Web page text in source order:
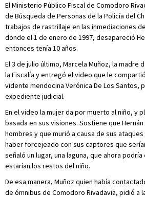
El Ministerio Público Fiscal de Comodoro
de Búsqueda de Personas de la Policía del
trabajos de rastrillaje en las inmediaciones
donde el 1 de enero de 1997, desapareció
entonces tenía 10 años.
El 3 de julio último, Marcela Muñoz, la madre
la Fiscalía y entregó el video que le
vidente mendocina Verónica De Los Santos,
expediente judicial.
En el video la mujer da por muerto al niño, y
basada en sus visiones. Sostiene que
hombres y que murió a causa de sus
haber forcejeado con sus captores que
señaló un lugar, una laguna, que ahora
estarían los restos del niño.
De esa manera, Muñoz quien había
de ómnibus de Comodoro Rivadavia, pidió a